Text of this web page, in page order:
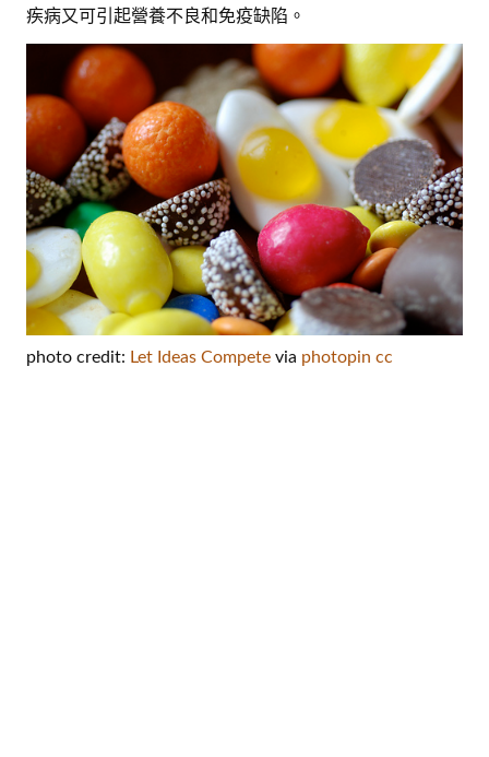
疾病又可引起營養不良和免疫缺陷。
photo credit: Let Ideas Compete via photopin cc